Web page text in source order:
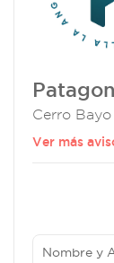
Cerro
Ver más